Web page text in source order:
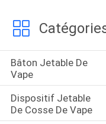
Bâton Jetable De
Vape
Dispositif Jetable
De Cosse De Vape